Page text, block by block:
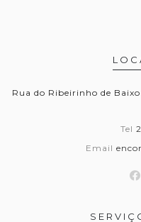
Rua do Ribeirinho de
Tel
Email